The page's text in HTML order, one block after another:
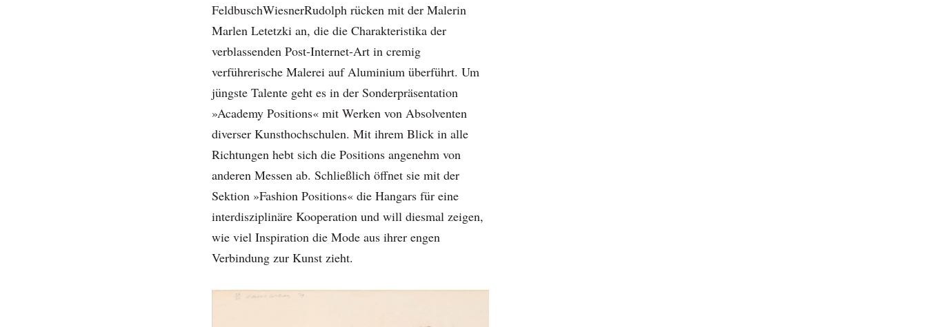
FeldbuschWiesnerRudolph rücken mit der Malerin
Marlen Letetzki an, die die Charakteristika der
verblassenden Post-Internet-Art in cremig
verführerische Malerei auf Aluminium überführt. Um
jüngste Talente geht es in der Sonderpräsentation
»Academy Positions« mit Werken von Absolventen
diverser Kunsthochschulen. Mit ihrem Blick in alle
Richtungen hebt sich die Positions angenehm von
anderen Messen ab. Schließlich öffnet sie mit der
Sektion »Fashion Positions« die Hangars für eine
interdisziplinäre Kooperation und will diesmal zeigen,
wie viel Inspiration die Mode aus ihrer engen
Verbindung zur Kunst zieht.